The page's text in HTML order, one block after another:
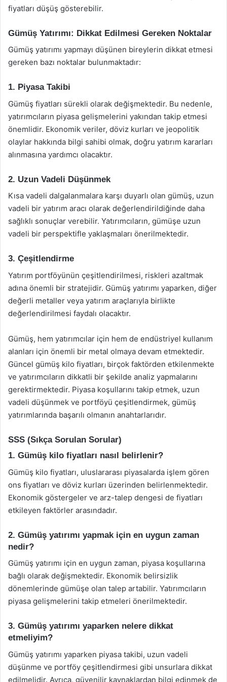
fiyatları düşüş gösterebilir.
Gümüş Yatırımı: Dikkat Edilmesi Gereken Noktalar
Gümüş yatırımı yapmayı düşünen bireylerin dikkat etmesi
gereken bazı noktalar bulunmaktadır:
1. Piyasa Takibi
Gümüş fiyatları sürekli olarak değişmektedir. Bu nedenle,
yatırımcıların piyasa gelişmelerini yakından takip etmesi
önemlidir. Ekonomik veriler, döviz kurları ve jeopolitik
olaylar hakkında bilgi sahibi olmak, doğru yatırım kararları
alınmasına yardımcı olacaktır.
2. Uzun Vadeli Düşünmek
Kısa vadeli dalgalanmalara karşı duyarlı olan gümüş, uzun
vadeli bir yatırım aracı olarak değerlendirildiğinde daha
sağlıklı sonuçlar verebilir. Yatırımcıların, gümüşe uzun
vadeli bir perspektifle yaklaşmaları önerilmektedir.
3. Çeşitlendirme
Yatırım portföyünün çeşitlendirilmesi, riskleri azaltmak
adına önemli bir stratejidir. Gümüş yatırımı yaparken, diğer
değerli metaller veya yatırım araçlarıyla birlikte
değerlendirilmesi faydalı olacaktır.
Gümüş, hem yatırımcılar için hem de endüstriyel kullanım
alanları için önemli bir metal olmaya devam etmektedir.
Güncel gümüş kilo fiyatları, birçok faktörden etkilenmekte
ve yatırımcıların dikkatli bir şekilde analiz yapmalarını
gerektirmektedir. Piyasa koşullarını takip etmek, uzun
vadeli düşünmek ve portföyü çeşitlendirmek, gümüş
yatırımlarında başarılı olmanın anahtarlarıdır.
SSS (Sıkça Sorulan Sorular)
1. Gümüş kilo fiyatları nasıl belirlenir?
Gümüş kilo fiyatları, uluslararası piyasalarda işlem gören
ons fiyatları ve döviz kurları üzerinden belirlenmektedir.
Ekonomik göstergeler ve arz-talep dengesi de fiyatları
etkileyen faktörler arasındadır.
2. Gümüş yatırımı yapmak için en uygun zaman
nedir?
Gümüş yatırımı için en uygun zaman, piyasa koşullarına
bağlı olarak değişmektedir. Ekonomik belirsizlik
dönemlerinde gümüşe olan talep artabilir. Yatırımcıların
piyasa gelişmelerini takip etmeleri önerilmektedir.
3. Gümüş yatırımı yaparken nelere dikkat
etmeliyim?
Gümüş yatırımı yaparken piyasa takibi, uzun vadeli
düşünme ve portföy çeşitlendirmesi gibi unsurlara dikkat
edilmelidir. Ayrıca, güvenilir kaynaklardan bilgi edinmek de